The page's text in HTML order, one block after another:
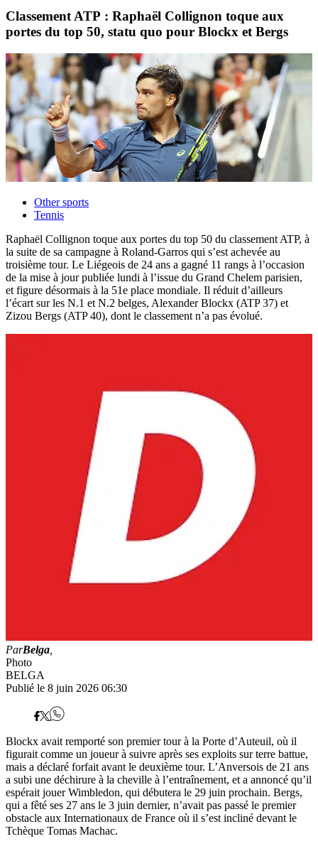
Classement ATP : Raphaël Collignon toque aux
portes du top 50, statu quo pour Blockx et Bergs
Other sports
Tennis
Raphaël Collignon toque aux portes du top 50 du classement ATP, à
la suite de sa campagne à Roland-Garros qui s’est achevée au
troisième tour. Le Liégeois de 24 ans a gagné 11 rangs à l’occasion
de la mise à jour publiée lundi à l’issue du Grand Chelem parisien,
et figure désormais à la 51e place mondiale. Il réduit d’ailleurs
l’écart sur les N.1 et N.2 belges, Alexander Blockx (ATP 37) et
Zizou Bergs (ATP 40), dont le classement n’a pas évolué.
ParBelga
Photo
BELGA
Publié le 8 juin 2026 06:30
Blockx avait remporté son premier tour à la Porte d’Auteuil, où il
figurait comme un joueur à suivre après ses exploits sur terre battue,
mais a déclaré forfait avant le deuxième tour. L’Anversois de 21 ans
a subi une déchirure à la cheville à l’entraînement, et a annoncé qu’il
espérait jouer Wimbledon, qui débutera le 29 juin prochain. Bergs,
qui a fêté ses 27 ans le 3 juin dernier, n’avait pas passé le premier
obstacle aux Internationaux de France où il s’est incliné devant le
Tchèque Tomas Machac.